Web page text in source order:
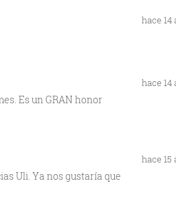
hace 14
Es un GRAN honor
hace 14
Uli. Ya nos gustaría que
hace 15